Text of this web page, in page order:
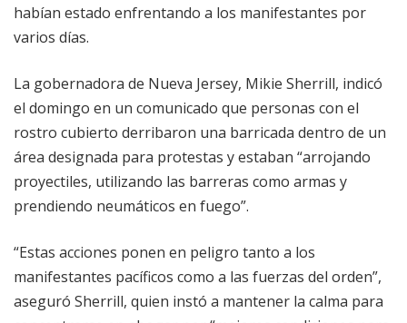
habían estado enfrentando a los manifestantes por
varios días.
La gobernadora de Nueva Jersey, Mikie Sherrill, indicó
el domingo en un comunicado que personas con el
rostro cubierto derribaron una barricada dentro de un
área designada para protestas y estaban “arrojando
proyectiles, utilizando las barreras como armas y
prendiendo neumáticos en fuego”.
“Estas acciones ponen en peligro tanto a los
manifestantes pacíficos como a las fuerzas del orden”,
aseguró Sherrill, quien instó a mantener la calma para